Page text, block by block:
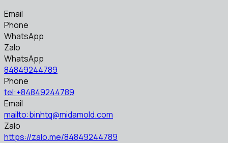
Email
Phone
WhatsApp
Zalo
WhatsApp
84849244789
Phone
tel:+84849244789
Email
mailto:binhtq@midamold.com
Zalo
https://zalo.me/84849244789